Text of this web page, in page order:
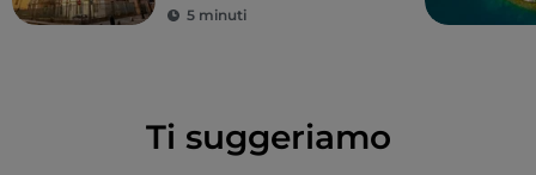
5 minuti
Ti suggeriamo